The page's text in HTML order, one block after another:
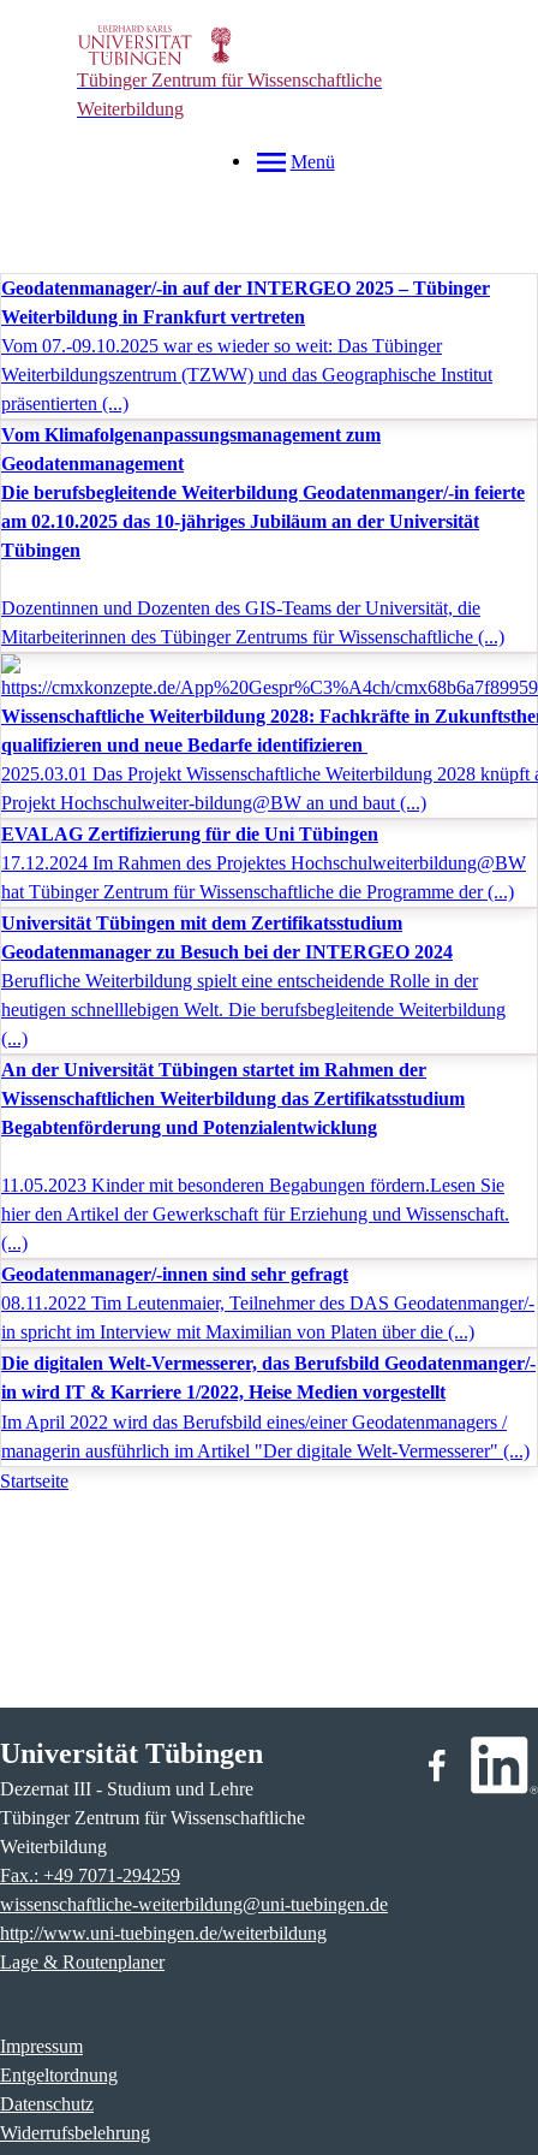
Tübinger Zentrum für Wissenschaftliche
Weiterbildung
Menü
Geodatenmanager/-in auf der INTERGEO 2025 – Tübinger
Weiterbildung in Frankfurt vertreten
Vom 07.-09.10.2025 war es wieder so weit: Das Tübinger
Weiterbildungszentrum (TZWW) und das Geographische Institut
präsentierten (...)
Vom Klimafolgenanpassungsmanagement zum
Geodatenmanagement
Die berufsbegleitende Weiterbildung Geodatenmanger/-in feierte
am 02.10.2025 das 10-jähriges Jubiläum an der Universität
Tübingen
Dozentinnen und Dozenten des GIS-Teams der Universität, die
Mitarbeiterinnen des Tübinger Zentrums für Wissenschaftliche (...)
Wissenschaftliche Weiterbildung 2028: Fachkräfte in
qualifizieren und neue Bedarfe identifizieren
2025.03.01 Das Projekt Wissenschaftliche Weiterbildung 2028 knüpft
Projekt Hochschulweiter-bildung@BW an und baut (...)
EVALAG Zertifizierung für die Uni Tübingen
17.12.2024 Im Rahmen des Projektes Hochschulweiterbildung@BW
hat Tübinger Zentrum für Wissenschaftliche die Programme der (...)
Universität Tübingen mit dem Zertifikatsstudium
Geodatenmanager zu Besuch bei der INTERGEO 2024
Berufliche Weiterbildung spielt eine entscheidende Rolle in der
heutigen schnelllebigen Welt. Die berufsbegleitende Weiterbildung
(...)
An der Universität Tübingen startet im Rahmen der
Wissenschaftlichen Weiterbildung das Zertifikatsstudium
Begabtenförderung und Potenzialentwicklung
11.05.2023 Kinder mit besonderen Begabungen fördern.Lesen Sie
hier den Artikel der Gewerkschaft für Erziehung und Wissenschaft.
(...)
Geodatenmanager/-innen sind sehr gefragt
08.11.2022 Tim Leutenmaier, Teilnehmer des DAS Geodatenmanger/-
in spricht im Interview mit Maximilian von Platen über die (...)
Die digitalen Welt-Vermesserer, das Berufsbild Geodatenmanger/-
in wird IT & Karriere 1/2022, Heise Medien vorgestellt
Im April 2022 wird das Berufsbild eines/einer Geodatenmanagers /
managerin ausführlich im Artikel "Der digitale Welt-Vermesserer" (...)
Startseite
Universität Tübingen
Dezernat III - Studium und Lehre
Tübinger Zentrum für Wissenschaftliche
Weiterbildung
Fax.: +49 7071-294259
wissenschaftliche-weiterbildung@uni-tuebingen.de
http://www.uni-tuebingen.de/weiterbildung
Lage & Routenplaner
Impressum
Entgeltordnung
Datenschutz
Widerrufsbelehrung